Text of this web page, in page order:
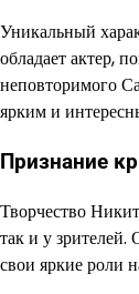
Уникальный
обладает актер,
неповторимого
ярким и
Признание
Творчество
так и у
свои яркие роли